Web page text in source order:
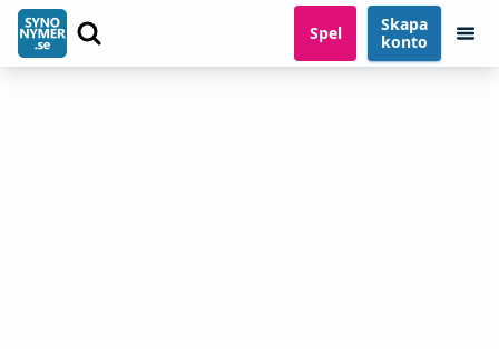
Spel
Skapa
konto